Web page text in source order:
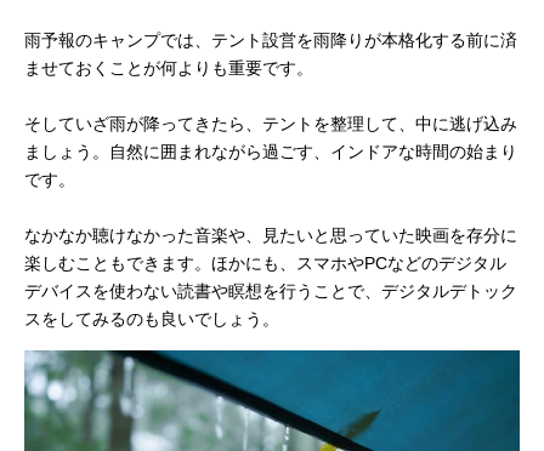
雨予報のキャンプでは、テント設営を雨降りが本格化する前に済
ませておくことが何よりも重要です。
そしていざ雨が降ってきたら、テントを整理して、中に逃げ込み
ましょう。自然に囲まれながら過ごす、インドアな時間の始まり
です。
なかなか聴けなかった音楽や、見たいと思っていた映画を存分に
楽しむこともできます。ほかにも、スマホやPCなどのデジタル
デバイスを使わない読書や瞑想を行うことで、デジタルデトック
スをしてみるのも良いでしょう。